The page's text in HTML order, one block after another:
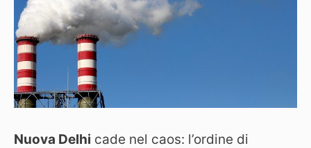
Nuova Delhi cade nel caos: l’ordine di